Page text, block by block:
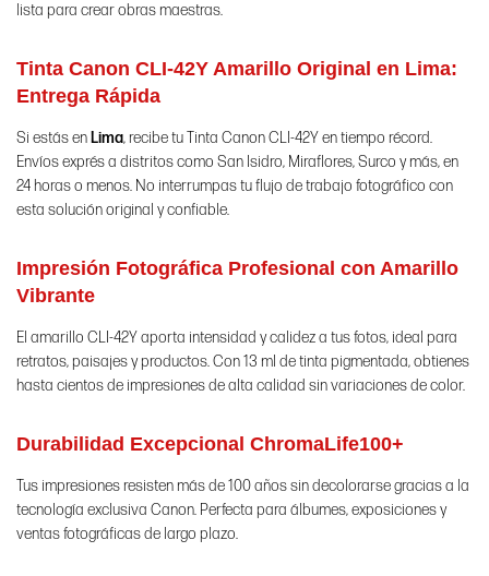
lista para crear obras maestras.
Tinta Canon CLI-42Y Amarillo Original en Lima:
Entrega Rápida
Si estás en Lima, recibe tu Tinta Canon CLI-42Y en tiempo récord.
Envíos exprés a distritos como San Isidro, Miraflores, Surco y más, en
24 horas o menos. No interrumpas tu flujo de trabajo fotográfico con
esta solución original y confiable.
Impresión Fotográfica Profesional con Amarillo
Vibrante
El amarillo CLI-42Y aporta intensidad y calidez a tus fotos, ideal para
retratos, paisajes y productos. Con 13 ml de tinta pigmentada, obtienes
hasta cientos de impresiones de alta calidad sin variaciones de color.
Durabilidad Excepcional ChromaLife100+
Tus impresiones resisten más de 100 años sin decolorarse gracias a la
tecnología exclusiva Canon. Perfecta para álbumes, exposiciones y
ventas fotográficas de largo plazo.